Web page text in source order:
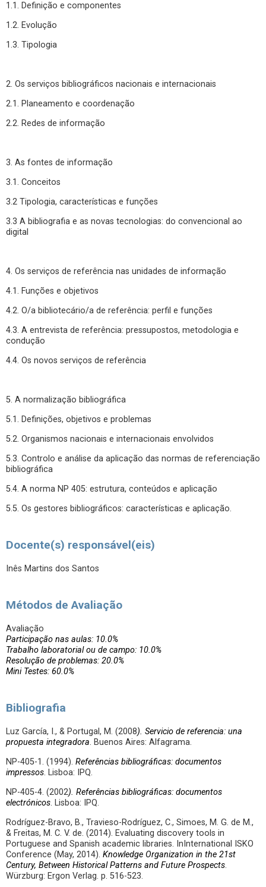
1.1. Definição e componentes
1.2. Evolução
1.3. Tipologia
2. Os serviços bibliográficos nacionais e internacionais
2.1. Planeamento e coordenação
2.2. Redes de informação
3. As fontes de informação
3.1. Conceitos
3.2 Tipologia, características e funções
3.3 A bibliografia e as novas tecnologias: do convencional ao
digital
4. Os serviços de referência nas unidades de informação
4.1. Funções e objetivos
4.2. O/a bibliotecário/a de referência: perfil e funções
4.3. A entrevista de referência: pressupostos, metodologia e
condução
4.4. Os novos serviços de referência
5. A normalização bibliográfica
5.1. Definições, objetivos e problemas
5.2. Organismos nacionais e internacionais envolvidos
5.3. Controlo e análise da aplicação das normas de referenciação
bibliográfica
5.4. A norma NP 405: estrutura, conteúdos e aplicação
5.5. Os gestores bibliográficos: características e aplicação.
Docente(s) responsável(eis)
Inês Martins dos Santos
Métodos de Avaliação
Avaliação
Participação nas aulas: 10.0%
Trabalho laboratorial ou de campo: 10.0%
Resolução de problemas: 20.0%
Mini Testes: 60.0%
Bibliografia
Luz García, I., & Portugal, M. (2008). Servicio de referencia: una
propuesta integradora. Buenos Aires: Alfagrama.
NP-405-1. (1994). Referências bibliográficas: documentos
impressos. Lisboa: IPQ.
NP-405-4. (2002). Referências bibliográficas: documentos
electrónicos. Lisboa: IPQ.
Rodríguez-Bravo, B., Travieso-Rodríguez, C., Simoes, M. G. de M.,
& Freitas, M. C. V. de. (2014). Evaluating discovery tools in
Portuguese and Spanish academic libraries. InInternational ISKO
Conference (May, 2014). Knowledge Organization in the 21st
Century, Between Historical Patterns and Future Prospects.
Würzburg: Ergon Verlag. p. 516-523.